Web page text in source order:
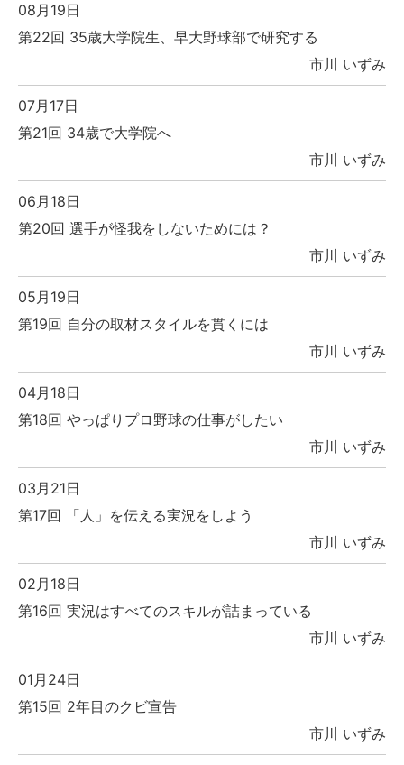
08月19日
第22回 35歳大学院生、早大野球部で研究する
市川 いずみ
07月17日
第21回 34歳で大学院へ
市川 いずみ
06月18日
第20回 選手が怪我をしないためには？
市川 いずみ
05月19日
第19回 自分の取材スタイルを貫くには
市川 いずみ
04月18日
第18回 やっぱりプロ野球の仕事がしたい
市川 いずみ
03月21日
第17回 「人」を伝える実況をしよう
市川 いずみ
02月18日
第16回 実況はすべてのスキルが詰まっている
市川 いずみ
01月24日
第15回 2年目のクビ宣告
市川 いずみ